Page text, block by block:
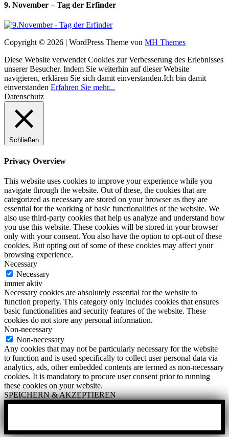
9. November – Tag der Erfinder
Copyright © 2026 | WordPress Theme von MH Themes
Diese Website verwendet Cookies zur Verbesserung des Erlebnisses
unserer Besucher. Indem Sie weiterhin auf dieser Website
navigieren, erklären Sie sich damit einverstanden.Ich bin damit
einverstanden Erfahren Sie mehr...
Datenschutz
Schließen
Privacy Overview
This website uses cookies to improve your experience while you
navigate through the website. Out of these, the cookies that are
categorized as necessary are stored on your browser as they are
essential for the working of basic functionalities of the website. We
also use third-party cookies that help us analyze and understand how
you use this website. These cookies will be stored in your browser
only with your consent. You also have the option to opt-out of these
cookies. But opting out of some of these cookies may affect your
browsing experience.
Necessary
Necessary
immer aktiv
Necessary cookies are absolutely essential for the website to
function properly. This category only includes cookies that ensures
basic functionalities and security features of the website. These
cookies do not store any personal information.
Non-necessary
Non-necessary
Any cookies that may not be particularly necessary for the website
to function and is used specifically to collect user personal data via
analytics, ads, other embedded contents are termed as non-necessary
cookies. It is mandatory to procure user consent prior to running
these cookies on your website.
SPEICHERN & AKZEPTIEREN